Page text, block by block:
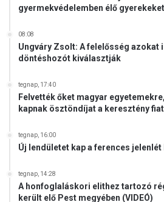
gyermekvédelemben élő
08:08
Ungváry Zsolt: A felelősség azokat
döntéshozót kiválasztják
tegnap, 17:40
Felvették őket magyar
kapnak ösztöndíjat a keresztény
tegnap, 16:00
Új lendületet kap a ferences
tegnap, 14:28
A honfoglaláskori elithez tartozó
került elő Pest megyében (VIDEÓ)